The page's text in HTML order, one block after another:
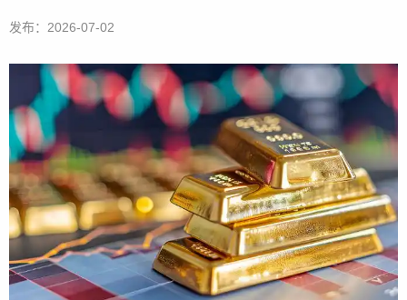
发布：2026-07-02